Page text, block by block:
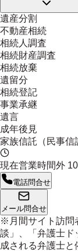
遺産分割
不動産相続
相続人調査
相続財産調査
相続放棄
遺留分
相続登記
事業承継
遺言
成年後見
家族信託（民事信
現在営業時間外
電話問合せ
メール問合せ
※月間サイト訪問
談」、「弁護士ド
成される弁護士